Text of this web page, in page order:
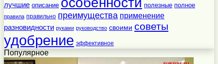
лучшие описание полезные полное
правила правильно преимущества применение
разновидности руками руководство своими советы
удобрение эффективное
Популярное